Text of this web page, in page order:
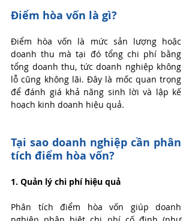
Điểm hòa vốn là gì?
Điểm hòa vốn là mức sản lượng hoặc
doanh thu mà tại đó tổng chi phí bằng
tổng doanh thu, tức doanh nghiệp không
lỗ cũng không lãi. Đây là mốc quan trọng
để đánh giá khả năng sinh lời và lập kế
hoạch kinh doanh hiệu quả.
Tại sao doanh nghiệp cần phân
tích điểm hòa vốn?
1. Quản lý chi phí hiệu quả
Phân tích điểm hòa vốn giúp doanh